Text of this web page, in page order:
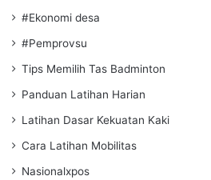
#Ekonomi desa
#Pemprovsu
Tips Memilih Tas Badminton
Panduan Latihan Harian
Latihan Dasar Kekuatan Kaki
Cara Latihan Mobilitas
Nasionalxpos